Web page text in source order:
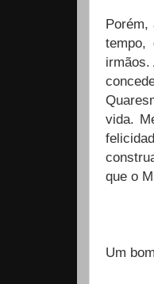
tempo,
vida.
que o
Um